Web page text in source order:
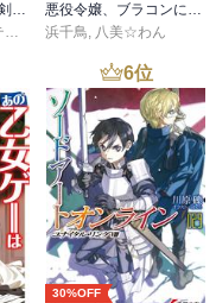
浜千鳥
八美☆わん
6位
30%OFF